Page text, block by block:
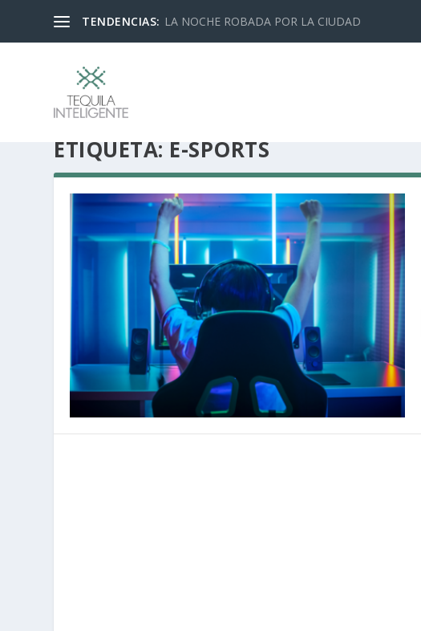
TENDENCIAS: LA NOCHE ROBADA POR LA CIUDAD
ETIQUETA: E-SPORTS